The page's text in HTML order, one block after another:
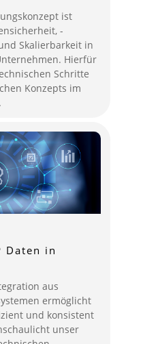
ist
-
Skalierbarkeit in
Hierfür
Schritte
Konzepts im
Daten in
aus
ermöglicht
und konsistent
unser